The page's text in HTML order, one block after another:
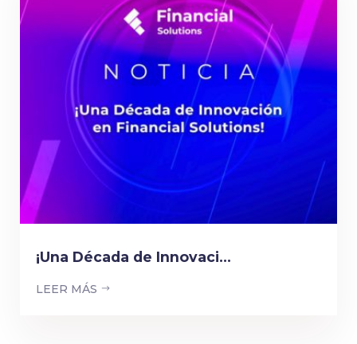
¡Una Década de Innovaci...
LEER MÁS